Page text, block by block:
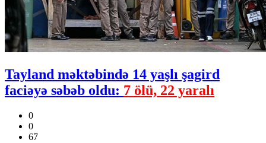
Tayland məktəbində 14 yaşlı şagird
faciəyə səbəb oldu: 7 ölü, 22 yaralı
0
0
67